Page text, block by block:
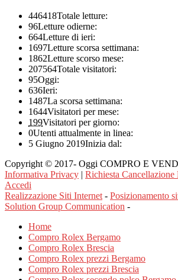
446418Totale letture:
96Letture odierne:
664Letture di ieri:
1697Letture scorsa settimana:
1862Letture scorso mese:
207564Totale visitatori:
95Oggi:
636Ieri:
1487La scorsa settimana:
1644Visitatori per mese:
199Visitatori per giorno:
0Utenti attualmente in linea:
5 Giugno 2019Inizia dal:
Copyright © 2017- Oggi COMPRO E
Informativa Privacy | Richiesta Cancellazione
Accedi
Realizzazione Siti Internet - Posizionamento
Solution Group Communication -
Home
Compro Rolex Bergamo
Compro Rolex Brescia
Compro Rolex prezzi Bergamo
Compro Rolex prezzi Brescia